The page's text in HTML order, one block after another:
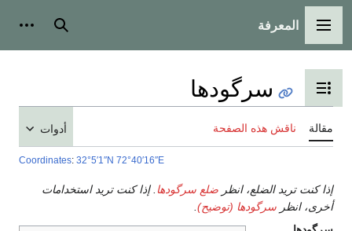
Coordinates
سرگودھا . إذا كنت تريد استخدامات